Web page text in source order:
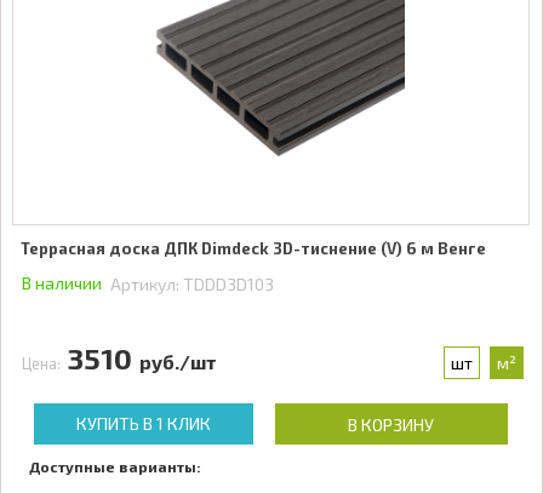
Террасная доска ДПК Dimdeck 3D-тиснение (V) 6 м Венге
В наличии Артикул: TDDD3D103
Цена: 3510 руб./шт шт м²
КУПИТЬ В 1 КЛИК В КОРЗИНУ
Доступные варианты: